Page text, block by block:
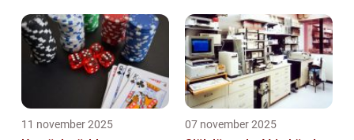
11 november 2025 07 november 2025